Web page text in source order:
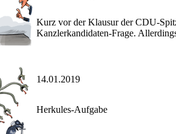
Kurz vor der Klausur der CDU-
Kanzlerkandidaten-Frage.
14.01.2019
Herkules-Aufgabe